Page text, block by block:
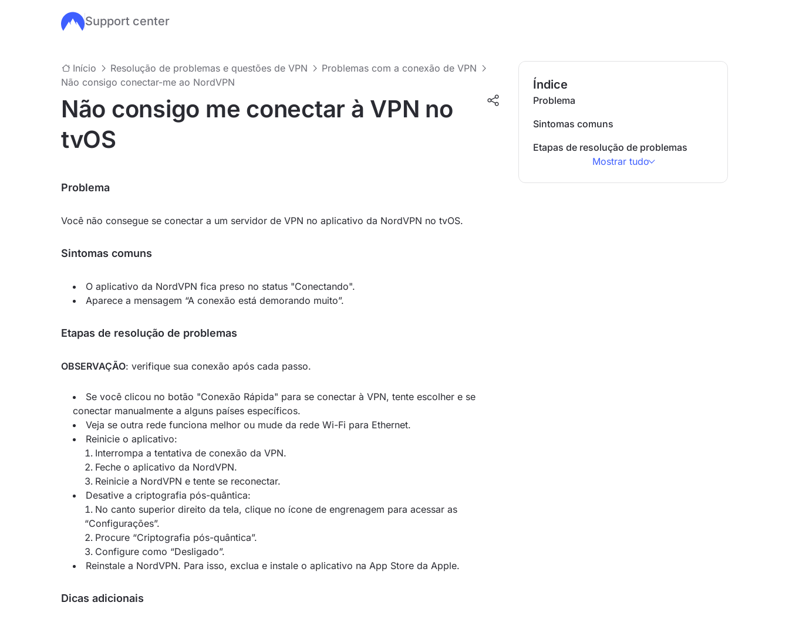
Ir para o conteúdo principal
Support center
Início Resolução de problemas e questões de VPN
Problemas com a conexão de VPN
Não consigo conectar-me ao NordVPN
Não consigo me conectar à VPN no
tvOS
Problema
Você não consegue se conectar a um servidor de VPN no aplicativo da NordVPN no tvOS.
Sintomas comuns
O aplicativo da NordVPN fica preso no status "Conectando".
Aparece a mensagem “A conexão está demorando muito”.
Etapas de resolução de problemas
OBSERVAÇÃO: verifique sua conexão após cada passo.
Se você clicou no botão "Conexão Rápida" para se conectar à VPN, tente escolher e se
conectar manualmente a alguns países específicos.
Veja se outra rede funciona melhor ou mude da rede Wi-Fi para Ethernet.
Reinicie o aplicativo:
Interrompa a tentativa de conexão da VPN.
Feche o aplicativo da NordVPN.
Reinicie a NordVPN e tente se reconectar.
Desative a criptografia pós-quântica:
No canto superior direito da tela, clique no ícone de engrenagem para acessar as
“Configurações”.
Procure “Criptografia pós-quântica”.
Configure como “Desligado”.
Reinstale a NordVPN. Para isso, exclua e instale o aplicativo na App Store da Apple.
Dicas adicionais
Índice
Problema
Sintomas comuns
Etapas de resolução de problemas
Mostrar tudo